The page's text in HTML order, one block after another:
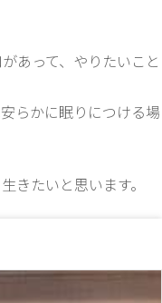
あって、やりたいこと
らかに眠りにつける場
きたいと思います。